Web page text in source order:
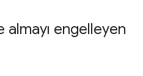
engelleyen